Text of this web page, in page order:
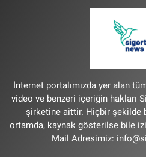
İnternet portalımızda yer alan
video ve benzeri içeriğin hakları
şirketine aittir. Hiçbir şekilde
ortamda, kaynak gösterilse bile
Mail Adresimiz: